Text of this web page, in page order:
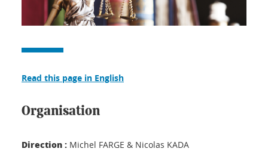
Read this page in English
Organisation
Direction : Michel FARGE & Nicolas KADA